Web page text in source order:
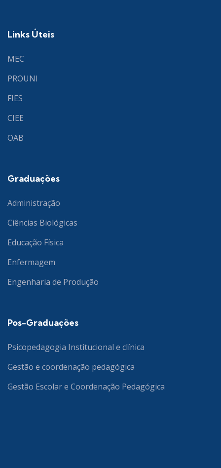
Links Úteis
MEC
PROUNI
FIES
CIEE
OAB
Graduações
Administração
Ciências Biológicas
Educação Física
Enfermagem
Engenharia de Produção
Pos-Graduações
Psicopedagogia Institucional e clínica
Gestão e coordenação pedagógica
Gestão Escolar e Coordenação Pedagógica